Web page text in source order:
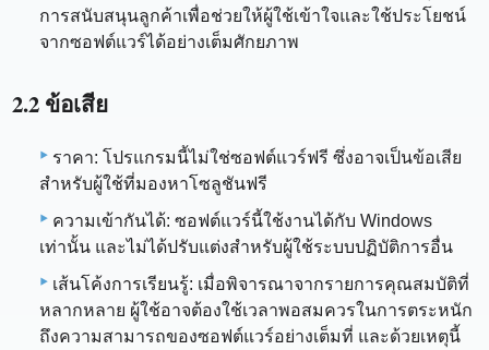
การสนับสนุนลูกค้าเพื่อช่วยให้ผู้ใช้เข้าใจและใช้ประโยชน์
จากซอฟต์แวร์ได้อย่างเต็มศักยภาพ
2.2 ข้อเสีย
ราคา: โปรแกรมนี้ไม่ใช่ซอฟต์แวร์ฟรี ซึ่งอาจเป็นข้อเสีย
สำหรับผู้ใช้ที่มองหาโซลูชันฟรี
ความเข้ากันได้: ซอฟต์แวร์นี้ใช้งานได้กับ Windows
เท่านั้น และไม่ได้ปรับแต่งสำหรับผู้ใช้ระบบปฏิบัติการอื่น
เส้นโค้งการเรียนรู้: เมื่อพิจารณาจากรายการคุณสมบัติที่
หลากหลาย ผู้ใช้อาจต้องใช้เวลาพอสมควรในการตระหนัก
ถึงความสามารถของซอฟต์แวร์อย่างเต็มที่ และด้วยเหตุนี้